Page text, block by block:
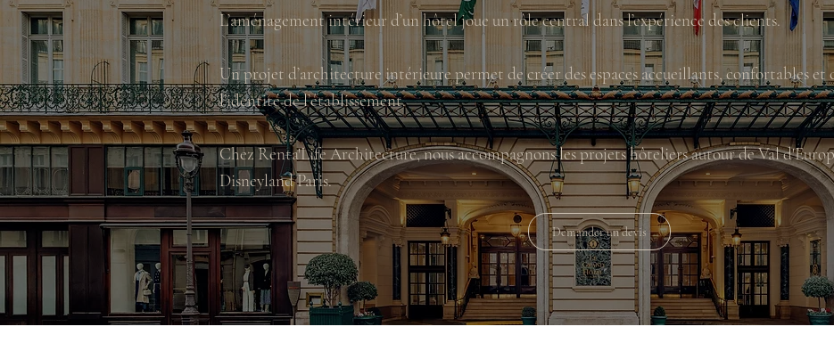
L’aménagement intérieur d’un hôtel joue un rôle central dans l’expérience des clients.
Un projet d’architecture intérieure permet de créer des espaces accueillants, confortables et
l’identité de l’établissement.
Chez Renta'Life Architecture, nous accompagnons les projets hôteliers autour de Val
Disneyland Paris.
Demander un devis